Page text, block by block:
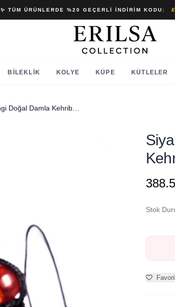
✨ TÜM ÜRÜNLERDE %20 GEÇERLI İNDIRIM KODU:
BILEKLIK KOLYE KÜPE KÜTLELER
Stok